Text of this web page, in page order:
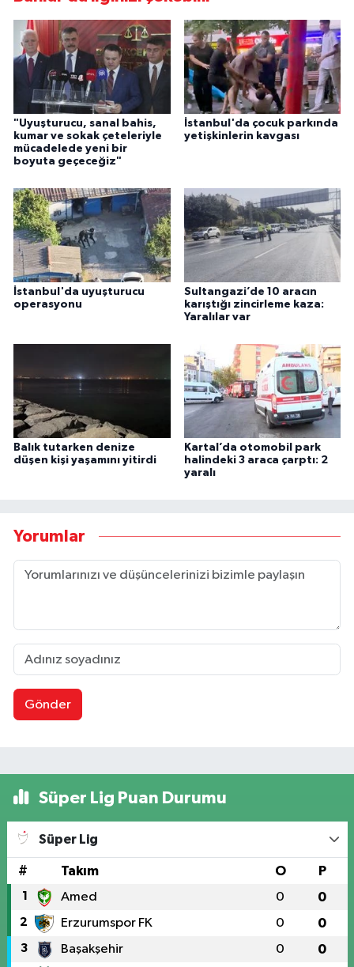
"Uyuşturucu, sanal bahis,
kumar ve sokak çeteleriyle
mücadelede yeni bir
boyuta geçeceğiz"
İstanbul'da çocuk parkında
yetişkinlerin kavgası
İstanbul'da uyuşturucu
operasyonu
Sultangazi’de 10 aracın
karıştığı zincirleme kaza:
Yaralılar var
Balık tutarken denize
düşen kişi yaşamını yitirdi
Kartal’da otomobil park
halindeki 3 araca çarptı: 2
yaralı
Yorumlar
Gönder
Süper Lig Puan Durumu
Süper Lig
# Takım O P
1 Amed 0 0
2 Erzurumspor FK 0 0
3 Başakşehir 0 0